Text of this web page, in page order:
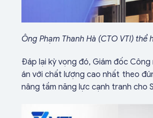
Ông Phạm Thanh Hà (CTO VTI)
Đáp lại kỳ vọng đó, Giám đốc
án với chất lượng cao nhất theo
nâng tầm năng lực cạnh tranh cho